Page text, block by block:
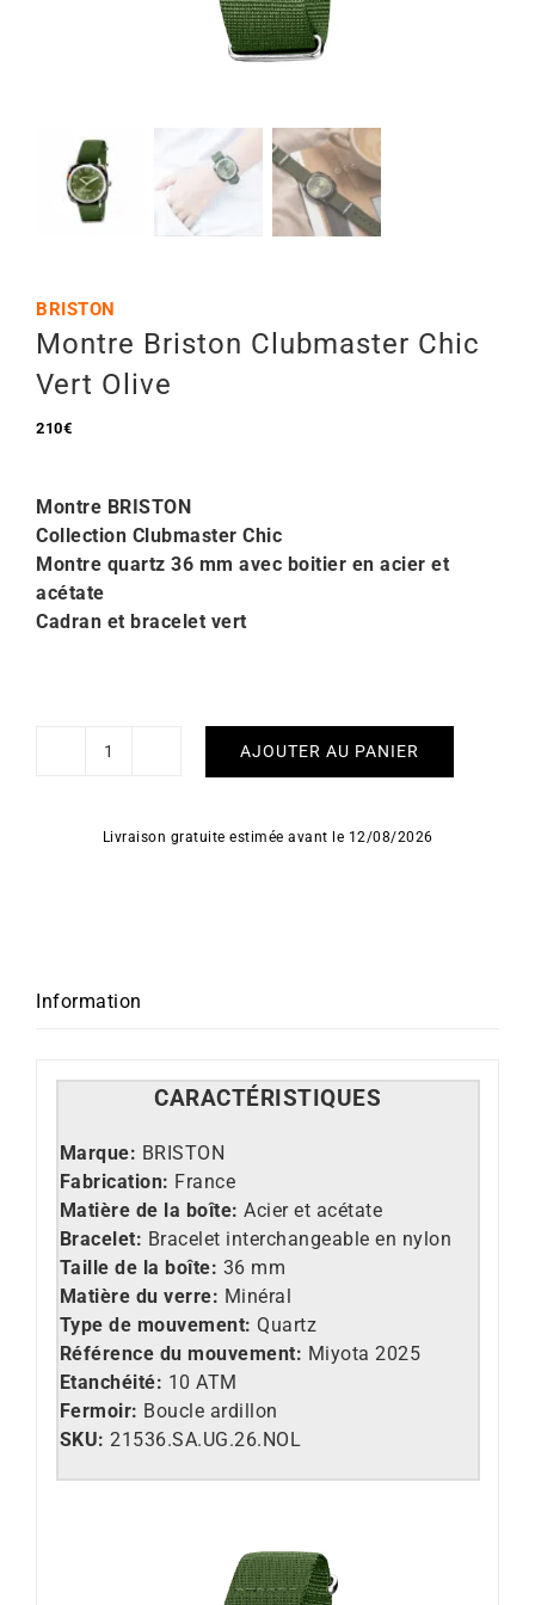
BRISTON
Montre Briston Clubmaster Chic
Vert Olive
210€
Montre BRISTON
Collection Clubmaster Chic
Montre quartz 36 mm avec boitier en acier et
acétate
Cadran et bracelet vert
quantité
Briston
AJOUTER AU PANIER
Livraison gratuite estimée avant le 12/08/2026
Information
CARACTÉRISTIQUES
Marque: BRISTON
Fabrication: France
Matière de la boîte: Acier et acétate
Bracelet: Bracelet interchangeable en nylon
Taille de la boîte: 36 mm
Matière du verre: Minéral
Type de mouvement: Quartz
Référence du mouvement: Miyota 2025
Etanchéité: 10 ATM
Fermoir: Boucle ardillon
SKU: 21536.SA.UG.26.NOL